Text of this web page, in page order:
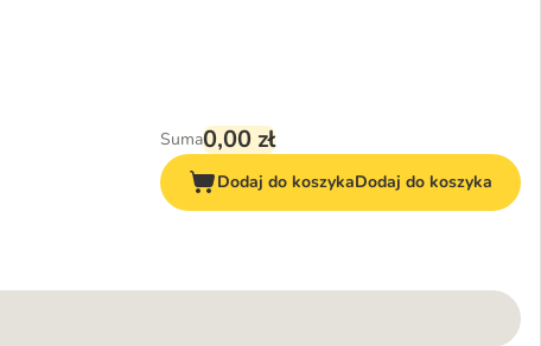
Suma0,00 zł
Dodaj do koszykaDodaj do koszyka